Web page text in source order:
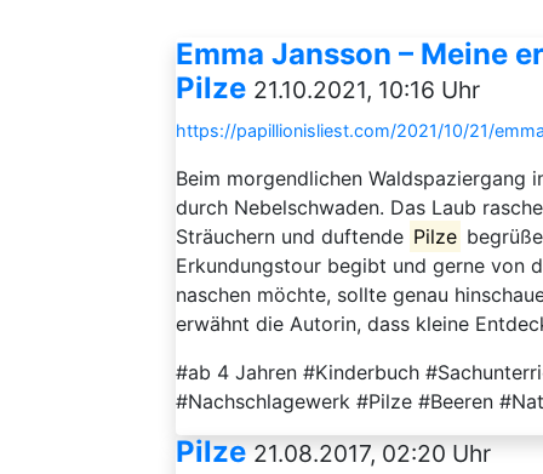
Emma Jansson – Meine
Pilze 21.10.2021, 10:16 Uhr
https://papillionisliest.com/2021/10/21/
Beim morgendlichen Waldspaziergang
durch Nebelschwaden. Das Laub
Sträuchern und duftende Pilze
Erkundungstour begibt und gerne von
naschen möchte, sollte genau
erwähnt die Autorin, dass kleine
#ab 4 Jahren #Kinderbuch
#Nachschlagewerk #Pilze #Beeren
Pilze 21.08.2017, 02:20 Uhr